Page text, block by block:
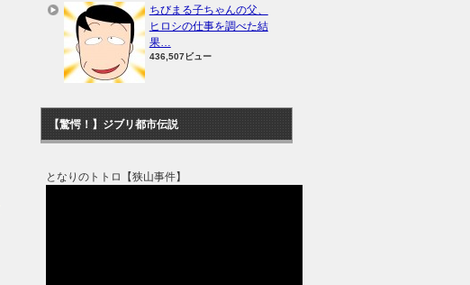
ちびまる子ちゃんの父、
ヒロシの仕事を調べた結
果…
436,507ビュー
【驚愕！】ジブリ都市伝説
となりのトトロ【狭山事件】